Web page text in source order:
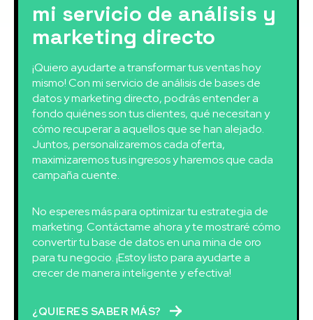
mi servicio de análisis y
marketing directo
¡Quiero ayudarte a transformar tus ventas hoy
mismo! Con mi servicio de análisis de bases de
datos y marketing directo, podrás entender a
fondo quiénes son tus clientes, qué necesitan y
cómo recuperar a aquellos que se han alejado.
Juntos, personalizaremos cada oferta,
maximizaremos tus ingresos y haremos que cada
campaña cuente.
No esperes más para optimizar tu estrategia de
marketing. Contáctame ahora y te mostraré cómo
convertir tu base de datos en una mina de oro
para tu negocio. ¡Estoy listo para ayudarte a
crecer de manera inteligente y efectiva!
¿QUIERES SABER MÁS?